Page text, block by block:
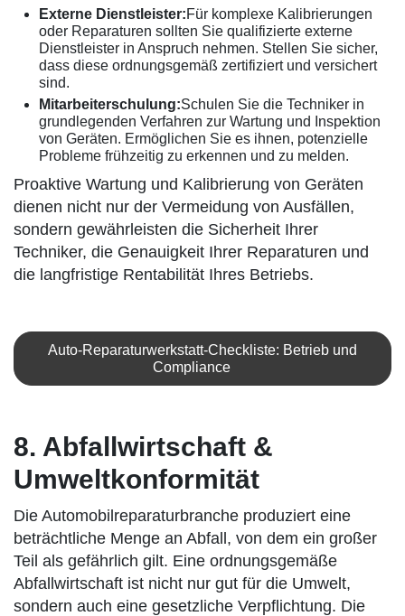
Externe Dienstleister:Für komplexe Kalibrierungen
oder Reparaturen sollten Sie qualifizierte externe
Dienstleister in Anspruch nehmen. Stellen Sie sicher,
dass diese ordnungsgemäß zertifiziert und versichert
sind.
Mitarbeiterschulung:Schulen Sie die Techniker in
grundlegenden Verfahren zur Wartung und Inspektion
von Geräten. Ermöglichen Sie es ihnen, potenzielle
Probleme frühzeitig zu erkennen und zu melden.
Proaktive Wartung und Kalibrierung von Geräten
dienen nicht nur der Vermeidung von Ausfällen,
sondern gewährleisten die Sicherheit Ihrer
Techniker, die Genauigkeit Ihrer Reparaturen und
die langfristige Rentabilität Ihres Betriebs.
Auto-Reparaturwerkstatt-Checkliste: Betrieb und
Compliance
8. Abfallwirtschaft &
Umweltkonformität
Die Automobilreparaturbranche produziert eine
beträchtliche Menge an Abfall, von dem ein großer
Teil als gefährlich gilt. Eine ordnungsgemäße
Abfallwirtschaft ist nicht nur gut für die Umwelt,
sondern auch eine gesetzliche Verpflichtung. Die